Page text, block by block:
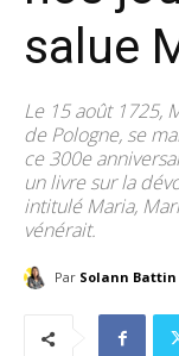
salue
Le 15 août 1725,
de Pologne, se
ce 300e
un livre sur la
intitulé Maria,
vénérait.
Par Solann Battin